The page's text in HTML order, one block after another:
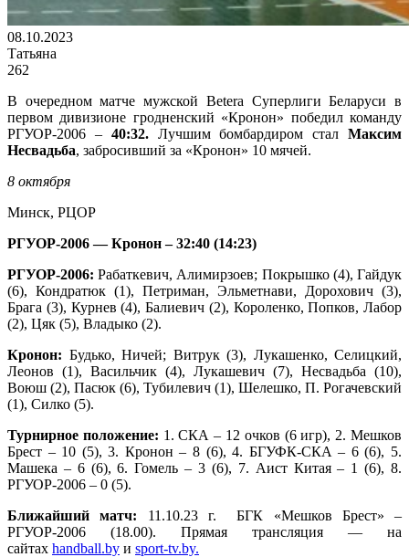
08.10.2023
Татьяна
262
В очередном матче мужской Betera Суперлиги Беларуси в
первом дивизионе гродненский «Кронон» победил команду
РГУОР-2006 – 40:32.Лучшим бомбардиром сталМаксим
Несвадьба, забросивший за «Кронон» 10 мячей.
8 октября
Минск, РЦОР
РГУОР-2006 — Кронон – 32:40 (14:23)
РГУОР-2006:Рабаткевич, Алимирзоев; Покрышко (4), Гайдук
(6), Кондратюк (1), Петриман, Эльметнави, Дорохович (3),
Брага (3), Курнев (4), Балиевич (2), Короленко, Попков, Лабор
(2), Цяк (5), Владыко (2).
Кронон: Будько, Ничей; Витрук (3), Лукашенко, Селицкий,
Леонов (1), Васильчик (4), Лукашевич (7), Несвадьба (10),
Воюш (2), Пасюк (6), Тубилевич (1), Шелешко, П. Рогачевский
(1), Силко (5).
Турнирное положение: 1. СКА – 12 очков (6 игр), 2. Мешков
Брест – 10 (5), 3. Кронон – 8 (6), 4. БГУФК-СКА – 6 (6), 5.
Машека – 6 (6), 6. Гомель – 3 (6), 7. Аист Китая – 1 (6), 8.
РГУОР-2006 – 0 (5).
Ближайший матч: 11.10.23 г. БГК «Мешков Брест» –
РГУОР-2006 (18.00). Прямая трансляция — на
сайтах handball.by и sport-tv.by.